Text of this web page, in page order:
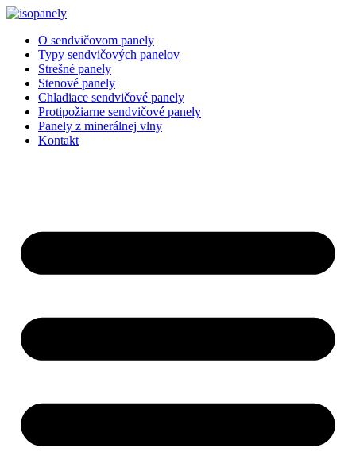
Preskočiť
obsah
O sendvičovom panely
Typy sendvičových panelov
Strešné panely
Stenové panely
Chladiace sendvičové panely
Protipožiarne sendvičové panely
Panely z minerálnej vlny
Kontakt